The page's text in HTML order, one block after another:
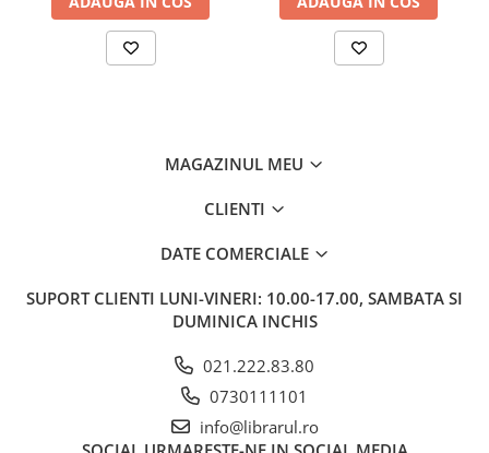
Moderna, contemporana
Gastronomie
Arte si tehnici culinare
MAGAZINUL MEU
CLIENTI
DATE COMERCIALE
SUPORT CLIENTI LUNI-VINERI: 10.00-17.00, SAMBATA SI
DUMINICA INCHIS
021.222.83.80
0730111101
info@librarul.ro